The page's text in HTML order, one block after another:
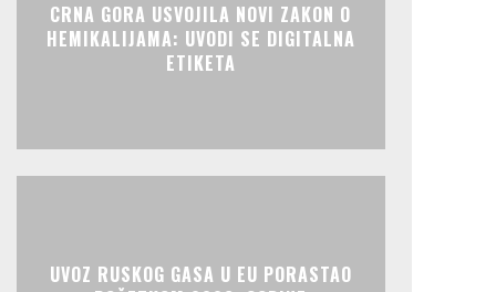
CRNA GORA USVOJILA NOVI ZAKON O
HEMIKALIJAMA: UVODI SE DIGITALNA
ETIKETA
UVOZ RUSKOG GASA U EU PORASTAO